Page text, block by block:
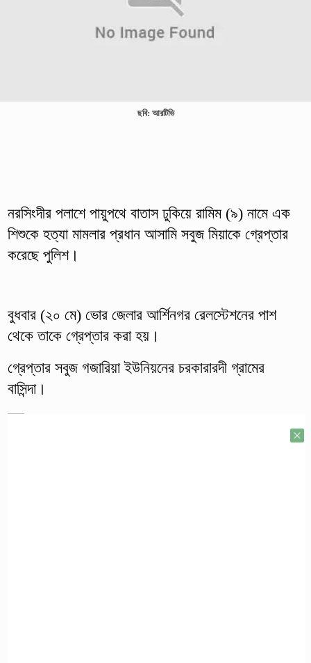
ছবি: আরটিভি
নরসিংদীর পলাশে পায়ুপথে বাতাস ঢুকিয়ে রামিম (৯) নামে এক
শিশুকে হত্যা মামলার প্রধান আসামি সবুজ মিয়াকে গ্রেপ্তার
করেছে পুলিশ।
বুধবার (২০ মে) ভোর জেলার আর্শিনগর রেলস্টেশনের পাশ
থেকে তাকে গ্রেপ্তার করা হয়।
গ্রেপ্তার সবুজ গজারিয়া ইউনিয়নের চরকারারদী গ্রামের
বাসিন্দা।